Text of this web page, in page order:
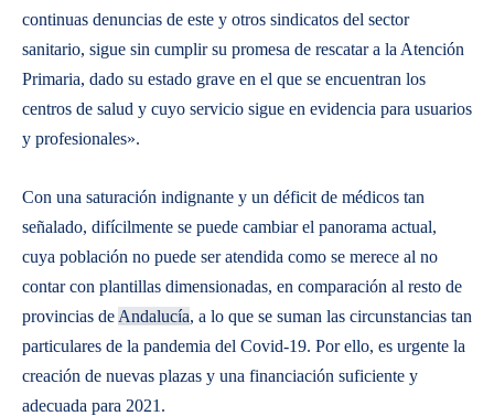
continuas denuncias de este y otros sindicatos del sector
sanitario, sigue sin cumplir su promesa de rescatar a la Atención
Primaria, dado su estado grave en el que se encuentran los
centros de salud y cuyo servicio sigue en evidencia para usuarios
y profesionales».
Con una saturación indignante y un déficit de médicos tan
señalado, difícilmente se puede cambiar el panorama actual,
cuya población no puede ser atendida como se merece al no
contar con plantillas dimensionadas, en comparación al resto de
provincias de Andalucía, a lo que se suman las circunstancias tan
particulares de la pandemia del Covid-19. Por ello, es urgente la
creación de nuevas plazas y una financiación suficiente y
adecuada para 2021.